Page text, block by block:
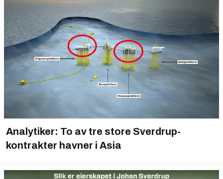
Analytiker: To av tre store Sverdrup-
kontrakter havner i Asia